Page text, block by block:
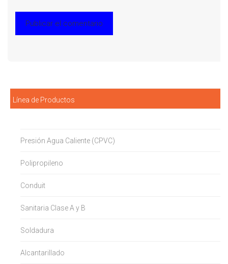
Línea de Productos
Presión Agua Caliente (CPVC)
Polipropileno
Conduit
Sanitaria Clase A y B
Soldadura
Alcantarillado